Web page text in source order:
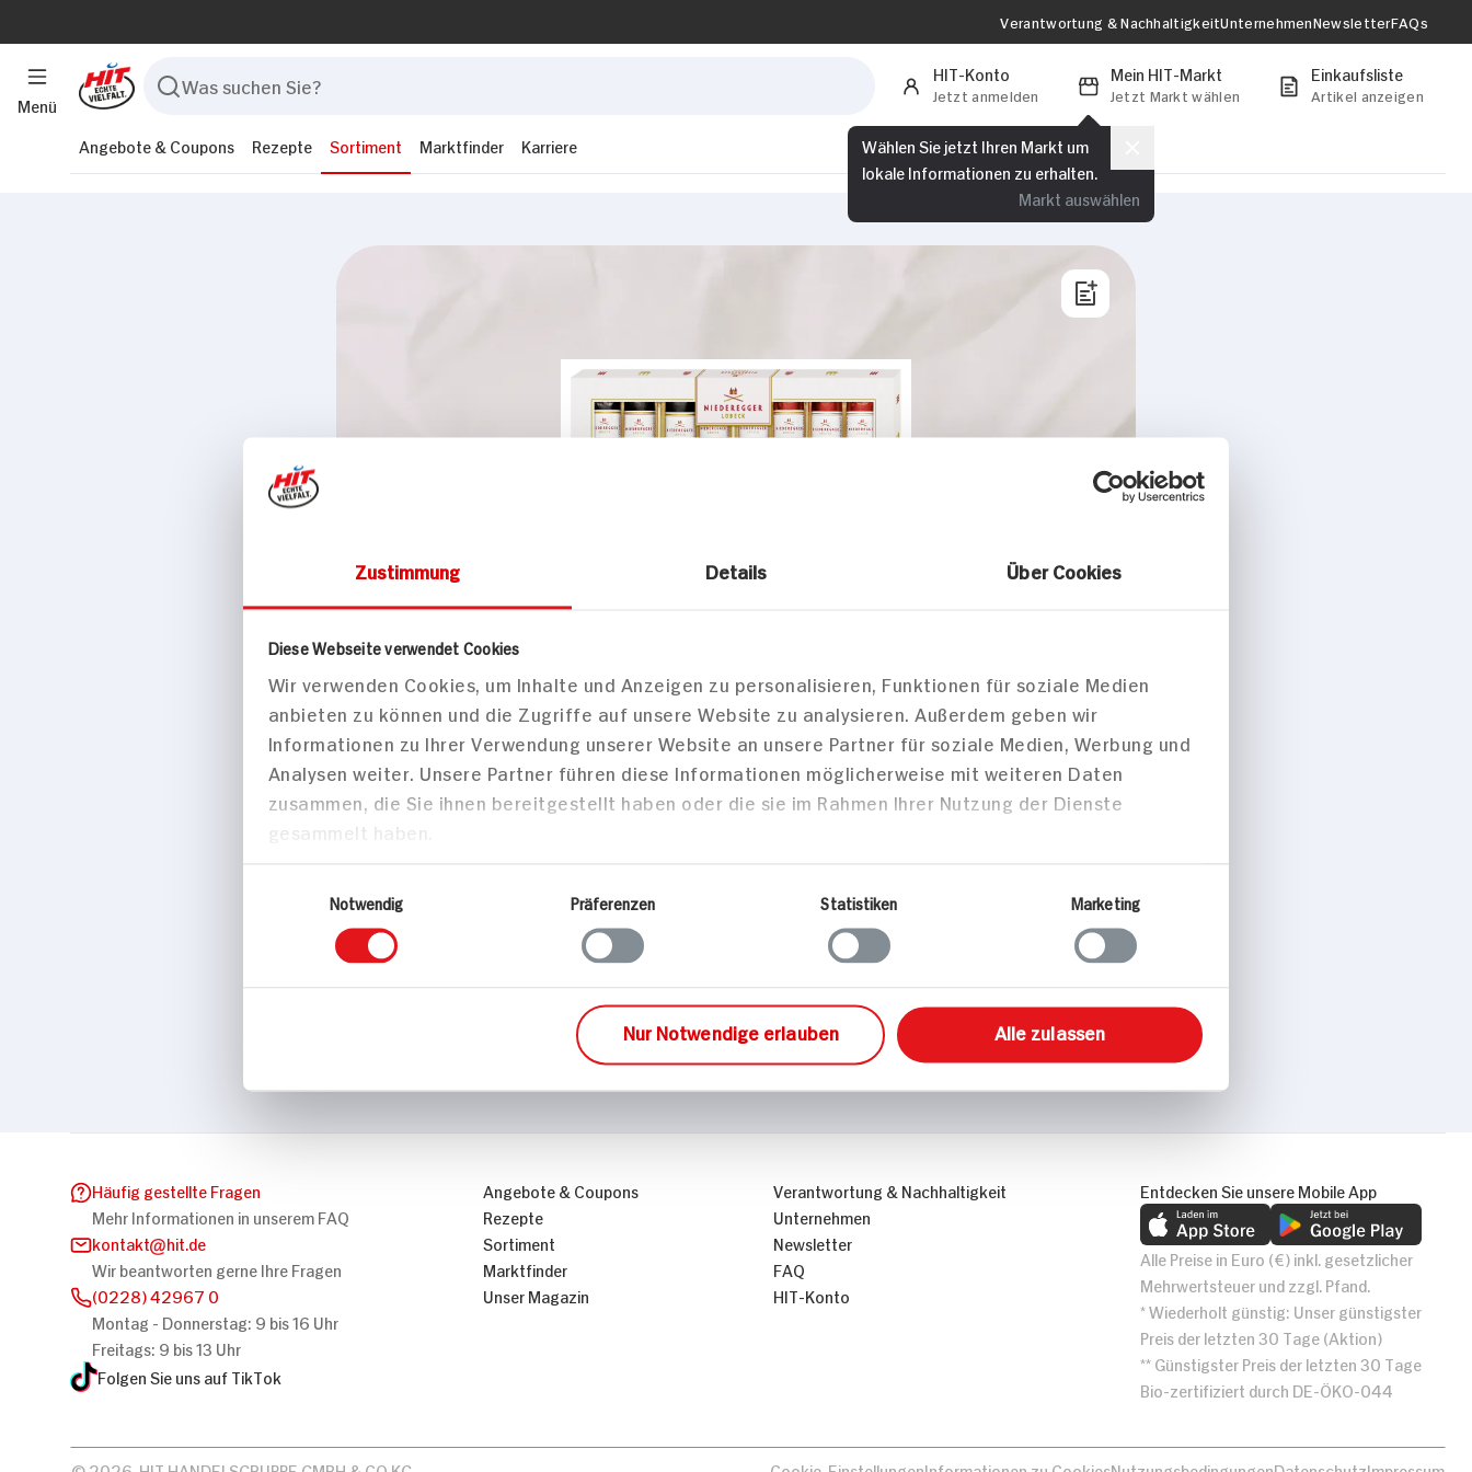
Zustimmung Details Über Cookies
Diese Webseite verwendet Cookies
Wir verwenden Cookies, um Inhalte und Anzeigen zu personalisieren, Funktionen für soziale Medien
anbieten zu können und die Zugriffe auf unsere Website zu analysieren. Außerdem geben wir
Informationen zu Ihrer Verwendung unserer Website an unsere Partner für soziale Medien, Werbung und
Analysen weiter. Unsere Partner führen diese Informationen möglicherweise mit weiteren Daten
zusammen, die Sie ihnen bereitgestellt haben oder die sie im Rahmen Ihrer Nutzung der Dienste
gesammelt haben.
Notwendig
Präferenzen Statistiken Marketing
Nur Notwendige erlauben Alle zulassen
Menü
Verantwortung & NachhaltigkeitUnternehmenNewsletterFAQs
HIT-Konto
Jetzt anmelden
Mein HIT-Markt
Jetzt Markt wählen
Wählen Sie jetzt Ihren Markt um
lokale Informationen zu erhalten.
Markt auswählen
Einkaufsliste
Artikel anzeigen
Angebote & Coupons Rezepte Sortiment Marktfinder Karriere
Süßes & Salziges
Niederegger Marzipan Klassiker Variationen
300g Packung
Zum Marktfinder
Häufig gestellte Fragen
Mehr Informationen in unserem FAQ
kontakt
hit.de
Wir beantworten gerne Ihre Fragen
(0228) 42967 0
Montag - Donnerstag: 9 bis 16 Uhr
Freitags: 9 bis 13 Uhr
Folgen Sie uns auf TikTok
Angebote & Coupons
Rezepte
Sortiment
Marktfinder
Unser Magazin
Verantwortung & Nachhaltigkeit
Unternehmen
Newsletter
FAQ
HIT-Konto
Entdecken Sie unsere Mobile App
Alle Preise in Euro (€) inkl. gesetzlicher
Mehrwertsteuer und zzgl. Pfand.
* Wiederholt günstig: Unser günstigster
Preis der letzten 30 Tage (Aktion)
** Günstigster Preis der letzten 30 Tage
Bio-zertifiziert durch DE-ÖKO-044